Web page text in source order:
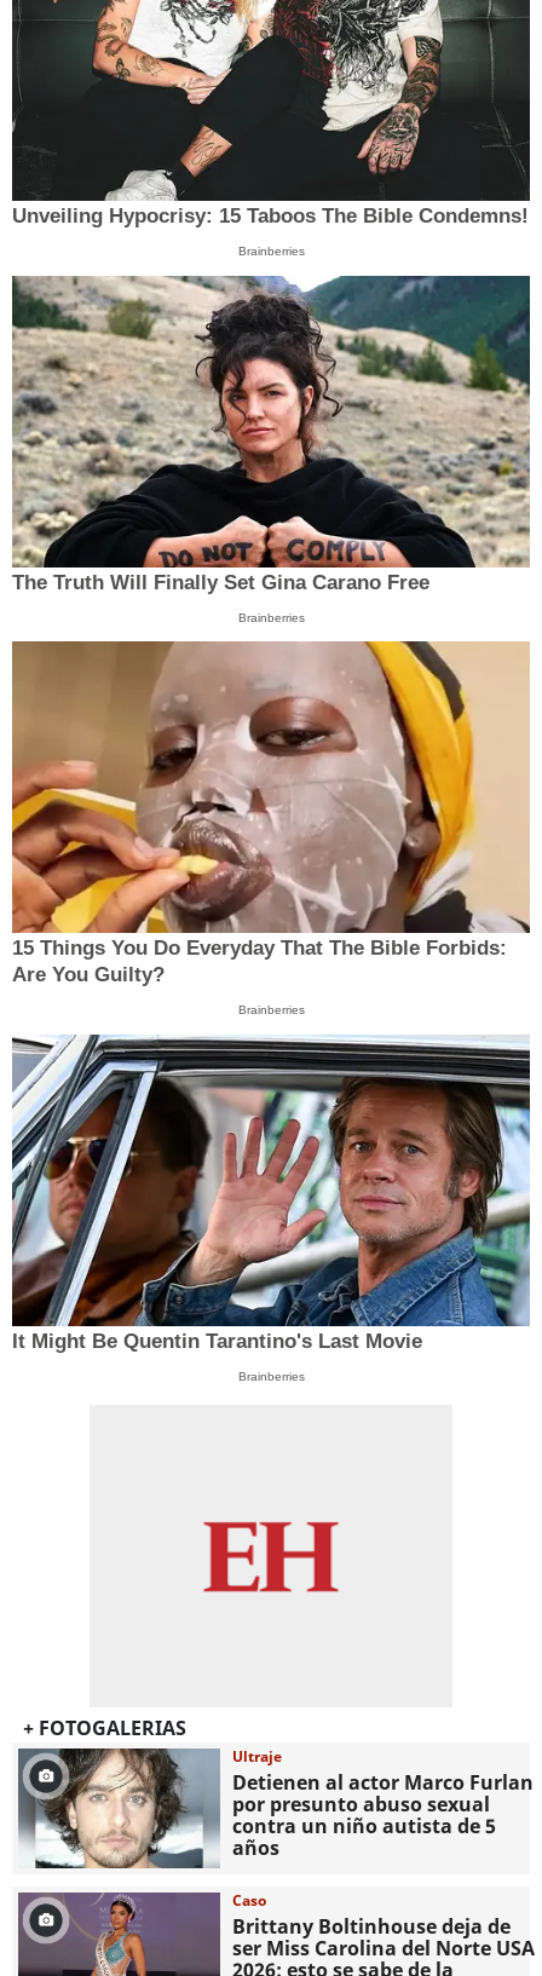
Unveiling Hypocrisy: 15 Taboos The Bible Condemns!
Brainberries
The Truth Will Finally Set Gina Carano Free
Brainberries
15 Things You Do Everyday That The Bible Forbids:
Are You Guilty?
Brainberries
It Might Be Quentin Tarantino's Last Movie
Brainberries
+ FOTOGALERIAS
Ultraje
Detienen al actor Marco Furlan
por presunto abuso sexual
contra un niño autista de 5
años
Caso
Brittany Boltinhouse deja de
ser Miss Carolina del Norte USA
2026: esto se sabe de la